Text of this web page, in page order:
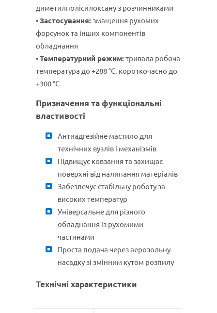
диметилполісилоксану з розчинниками
•Застосування: змащення рухомих
форсунок та інших компонентів
обладнання
•Температурний режим:тривала робоча
температура до +288 °C, короткочасно до
+300 °C
Призначення та функціональні
властивості
Антиадгезійне мастило для
технічних вузлів і механізмів
Підвищує ковзання та захищає
поверхні від налипання матеріалів
Забезпечує стабільну роботу за
високих температур
Універсальне для різного
обладнання із рухомими
частинами
Проста подача через аерозольну
насадку зі змінним кутом розпилу
Технічні характеристики